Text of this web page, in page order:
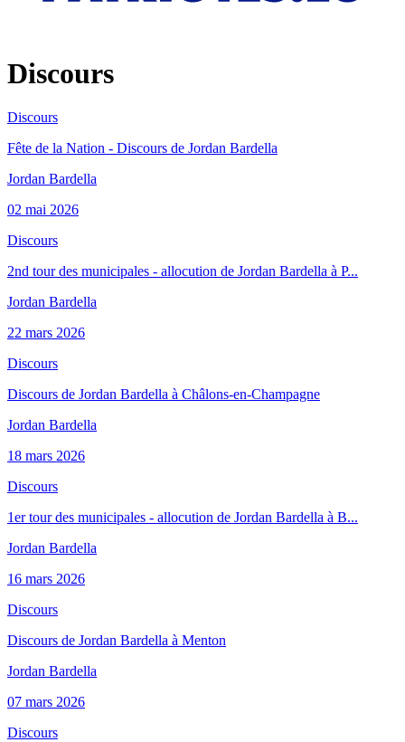
Discours
Discours
Fête de la Nation - Discours de Jordan Bardella
Jordan Bardella
02 mai 2026
Discours
2nd tour des municipales - allocution de Jordan Bardella à P...
Jordan Bardella
22 mars 2026
Discours
Discours de Jordan Bardella à Châlons-en-Champagne
Jordan Bardella
18 mars 2026
Discours
1er tour des municipales - allocution de Jordan Bardella à B...
Jordan Bardella
16 mars 2026
Discours
Discours de Jordan Bardella à Menton
Jordan Bardella
07 mars 2026
Discours